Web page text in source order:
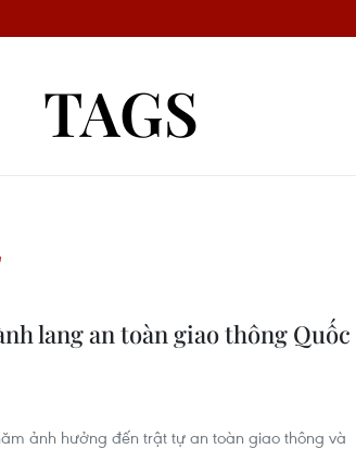
TAGS
lang an toàn giao thông Quốc
ảnh hưởng đến trật tự an toàn giao thông và